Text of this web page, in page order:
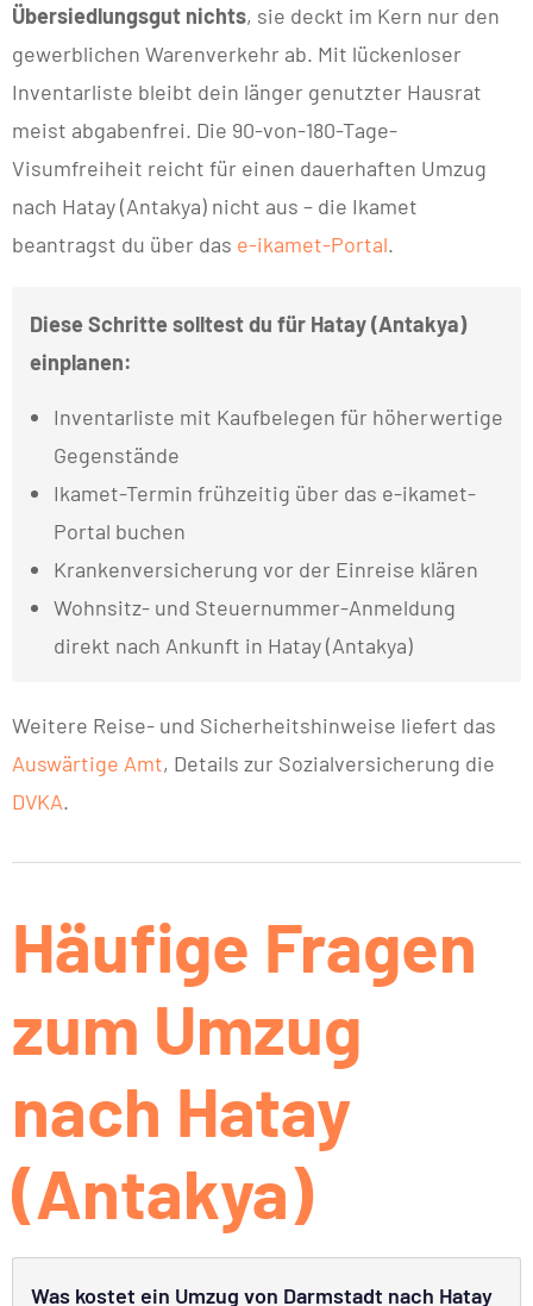
Übersiedlungsgut nichts, sie deckt im Kern nur den
gewerblichen Warenverkehr ab. Mit lückenloser
Inventarliste bleibt dein länger genutzter Hausrat
meist abgabenfrei. Die 90-von-180-Tage-
Visumfreiheit reicht für einen dauerhaften Umzug
nach Hatay (Antakya) nicht aus – die Ikamet
beantragst du über das e-ikamet-Portal.
Diese Schritte solltest du für Hatay (Antakya)
einplanen:
Inventarliste mit Kaufbelegen für höherwertige
Gegenstände
Ikamet-Termin frühzeitig über das e-ikamet-
Portal buchen
Krankenversicherung vor der Einreise klären
Wohnsitz- und Steuernummer-Anmeldung
direkt nach Ankunft in Hatay (Antakya)
Weitere Reise- und Sicherheitshinweise liefert das
Auswärtige Amt, Details zur Sozialversicherung die
DVKA.
Häufige Fragen
zum Umzug
nach Hatay
(Antakya)
Was kostet ein Umzug von Darmstadt nach Hatay